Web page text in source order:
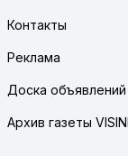
Контакты
Реклама
Доска объявлений
Архив газеты